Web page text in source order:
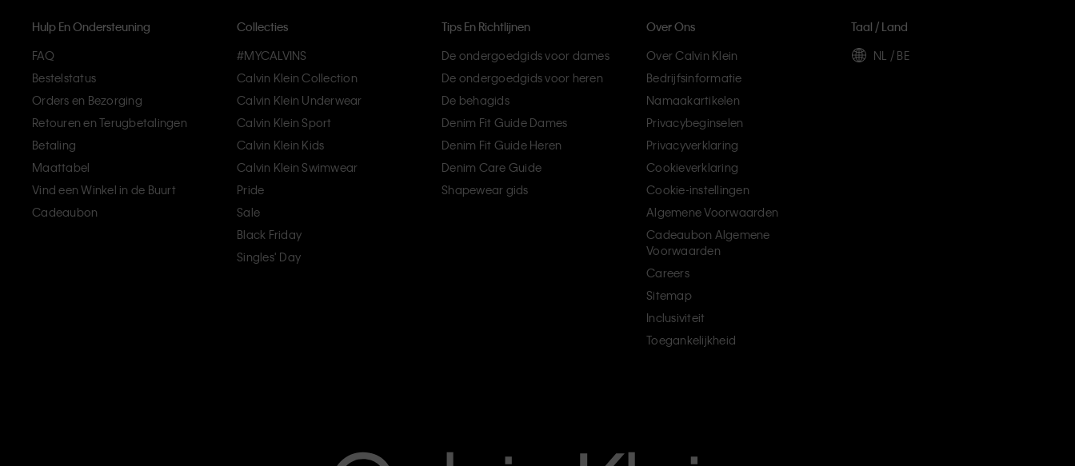
Hulp En Ondersteuning
FAQ
Bestelstatus
Orders en Bezorging
Retouren en Terugbetalingen
Betaling
Maattabel
Vind een Winkel in de Buurt
Cadeaubon
Collecties
#MYCALVINS
Calvin Klein Collection
Calvin Klein Underwear
Calvin Klein Sport
Calvin Klein Kids
Calvin Klein Swimwear
Pride
Sale
Black Friday
Singles' Day
Tips En Richtlijnen
De ondergoedgids voor dames
De ondergoedgids voor heren
De behagids
Denim Fit Guide Dames
Denim Fit Guide Heren
Denim Care Guide
Shapewear gids
Over Ons
Over Calvin Klein
Bedrijfsinformatie
Namaakartikelen
Privacybeginselen
Privacyverklaring
Cookieverklaring
Cookie-instellingen
Algemene Voorwaarden
Cadeaubon Algemene
Voorwaarden
Careers
Sitemap
Inclusiviteit
Toegankelijkheid
Taal / Land
NL / BE